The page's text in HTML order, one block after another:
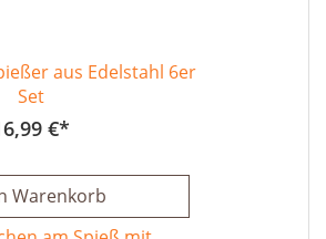
aus Edelstahl 6er
Set
€
Warenkorb